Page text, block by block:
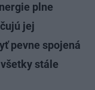
plne
jej
pevne spojená
stále